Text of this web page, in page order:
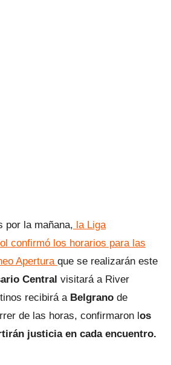
por la mañana, la Liga
confirmó los horarios para las
Apertura que se realizarán este
Central visitará a River
recibirá a Belgrano de
de las horas, confirmaron los
justicia en cada encuentro.